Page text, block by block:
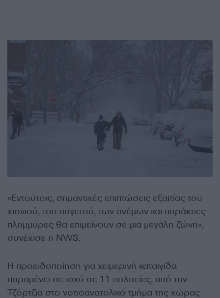
«Εντούτοις, σημαντικές επιπτώσεις εξαιτίας του
χιονιού, του παγετού, των ανέμων και παράκτιες
πλημμύρες θα επιμείνουν σε μια μεγάλη ζώνη»,
συνέχισε η NWS.
Η προειδοποίηση για χειμερινή καταιγίδα
παραμένει σε ισχύ σε 11 πολιτείες, από την
Τζόρτζια στο νοτιοανατολικό τμήμα της χώρας